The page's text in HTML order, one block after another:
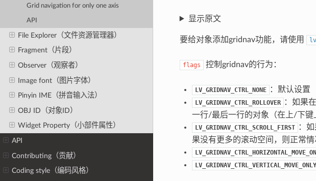
Grid navigation for only one axis
API
File Explorer（文件资源管理器）
Fragment（片段）
Observer（观察者）
Image font（图片字体）
Pinyin IME（拼音输入法）
OBJ ID（对象ID）
Widget Property（小部件属性）
API
Contributing（贡献）
Coding style（编码风格）
显示原文
要给对象添加gridnav功能，请使用
flags 控制gridnav的行为：
LV_GRIDNAV_CTRL_NONE ：默认设置
LV_GRIDNAV_CTRL_ROLLOVER
：如果
一行/最后一行的对象（在上/下键
LV_GRIDNAV_CTRL_SCROLL_FIRST
：
果没有更多的滚动空间，则正常
LV_GRIDNAV_CTRL_VERTICAL_MOVE_ONLY